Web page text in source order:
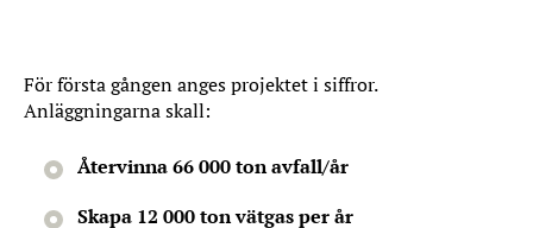
För första gången anges projektet i siffror.
Anläggningarna skall:
Återvinna 66 000 ton avfall/år
Skapa 12 000 ton vätgas per år